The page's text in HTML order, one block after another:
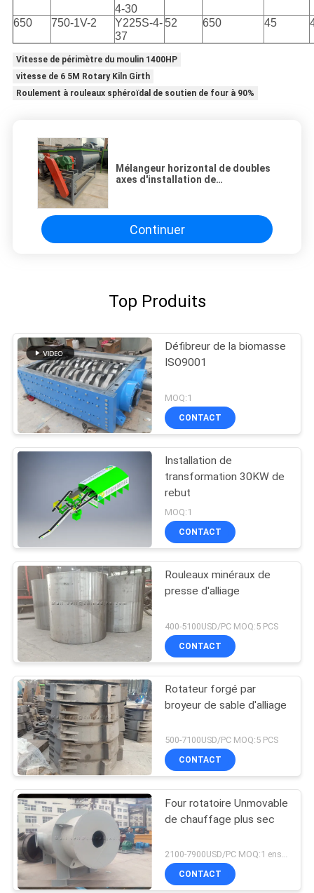
4-30
650 750-1V-2
Y225S-4-
37
52 650 45
Vitesse de périmètre du moulin 1400HP
vitesse de 6 5M Rotary Kiln Girth
Roulement à rouleaux sphéroïdal de soutien de four à 90%
Mélangeur horizontal de doubles
axes d'installation de
Continuer
Top Produits
Défibreur de la biomasse
ISO9001
MOQ:1
CONTACT
Installation de
transformation 30KW de
rebut
MOQ:1
CONTACT
Rouleaux minéraux de
presse d'alliage
400-5100USD/PC MOQ:5 PCS
CONTACT
Rotateur forgé par
broyeur de sable d'alliage
500-7100USD/PC MOQ:5 PCS
CONTACT
Four rotatoire Unmovable
de chauffage plus sec
2100-7900USD/PC MOQ:1 ensemble
CONTACT